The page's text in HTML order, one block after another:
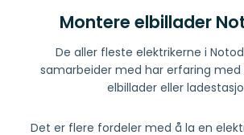
Montere elbillader
De aller fleste elektrikerne i
samarbeider med har erfaring
elbillader eller
Det er flere fordeler med å la en